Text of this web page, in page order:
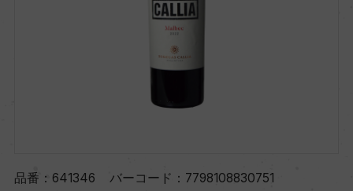
品番： 641346 バーコード： 7798108830751